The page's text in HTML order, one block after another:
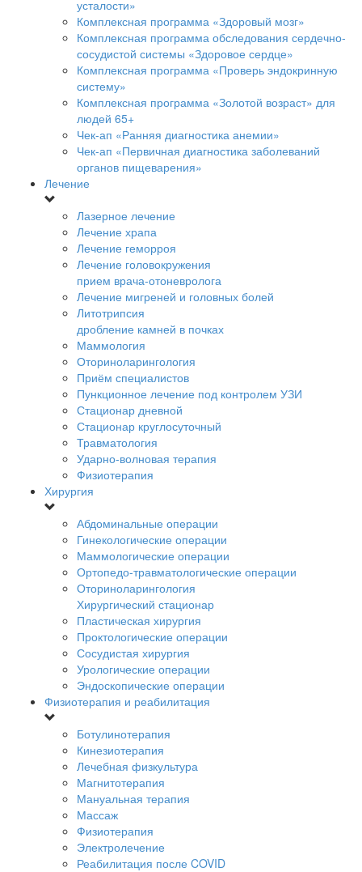
усталости»
Комплексная программа «Здоровый мозг»
Комплексная программа обследования сердечно-
сосудистой системы «Здоровое сердце»
Комплексная программа «Проверь эндокринную
систему»
Комплексная программа «Золотой возраст» для
людей 65+
Чек-ап «Ранняя диагностика анемии»
Чек-ап «Первичная диагностика заболеваний
органов пищеварения»
Лечение
Лазерное лечение
Лечение храпа
Лечение геморроя
Лечение головокружения
прием врача-отоневролога
Лечение мигреней и головных болей
Литотрипсия
дробление камней в почках
Маммология
Оториноларингология
Приём специалистов
Пункционное лечение под контролем УЗИ
Стационар дневной
Стационар круглосуточный
Травматология
Ударно-волновая терапия
Физиотерапия
Хирургия
Абдоминальные операции
Гинекологические операции
Маммологические операции
Ортопедо-травматологические операции
Оториноларингология
Хирургический стационар
Пластическая хирургия
Проктологические операции
Сосудистая хирургия
Урологические операции
Эндоскопические операции
Физиотерапия и реабилитация
Ботулинотерапия
Кинезиотерапия
Лечебная физкультура
Магнитотерапия
Мануальная терапия
Массаж
Физиотерапия
Электролечение
Реабилитация после COVID